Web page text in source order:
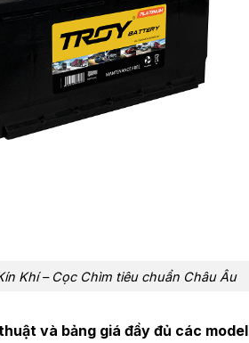
Khí – Cọc Chìm tiêu chuẩn Châu Âu
và bảng giá đầy đủ các model